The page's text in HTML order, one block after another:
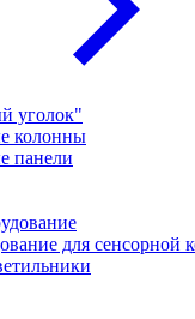
уголок"
колонны
панели
для сенсорной